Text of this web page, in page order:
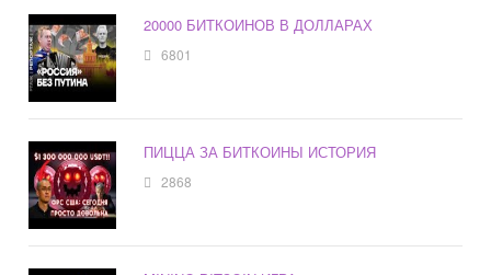
20000 БИТКОИНОВ В ДОЛЛАРАХ
6801
ПИЦЦА ЗА БИТКОИНЫ ИСТОРИЯ
2868